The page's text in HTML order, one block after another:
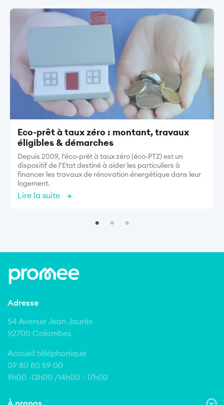
Image
Eco-prêt à taux zéro : montant, travaux
éligibles & démarches
Depuis 2009, l’éco-prêt à taux zéro (éco-PTZ) est un
dispositif de l’Etat destiné à aider les particuliers à
financer les travaux de rénovation énergétique dans leur
logement.
Lire la suite
Adresse
54 Avenue Jean Jaurès
92700 Colombes
Accueil téléphonique
09 80 80 59 00
9h00 -13h00 /14h00 - 17h00